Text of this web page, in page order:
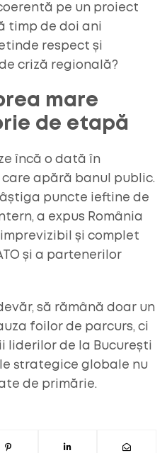
pe un proiect
timp de doi ani
respect și
criză regională?
mare
de etapă
încă o dată în
care apără banul public.
puncte ieftine de
a expus România
și complet
și a partenerilor
să rămână doar un
foilor de parcurs, ci
de la București
strategice globale nu
de primărie.